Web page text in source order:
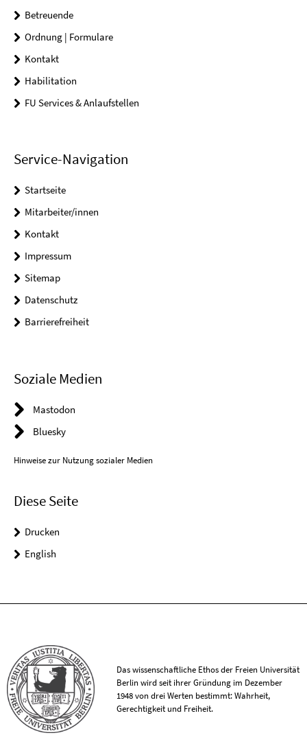
Betreuende
Ordnung | Formulare
Kontakt
Habilitation
FU Services & Anlaufstellen
Service-Navigation
Startseite
Mitarbeiter/innen
Kontakt
Impressum
Sitemap
Datenschutz
Barrierefreiheit
Soziale Medien
Mastodon
Bluesky
Hinweise zur Nutzung sozialer Medien
Diese Seite
Drucken
English
Das wissenschaftliche Ethos der Freien Universität
Berlin wird seit ihrer Gründung im Dezember
1948 von drei Werten bestimmt: Wahrheit,
Gerechtigkeit und Freiheit.